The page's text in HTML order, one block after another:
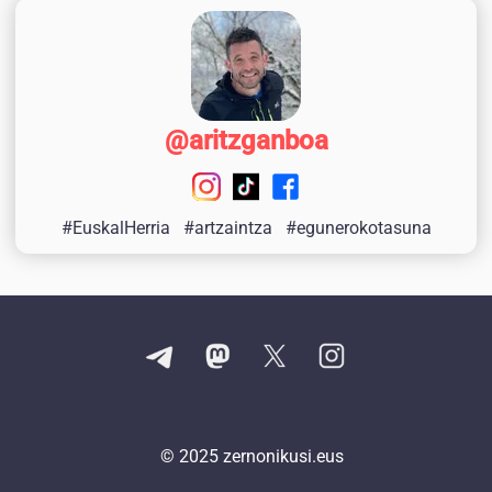
@aritzganboa
#EuskalHerria #artzaintza #egunerokotasuna
© 2025 zernonikusi.eus